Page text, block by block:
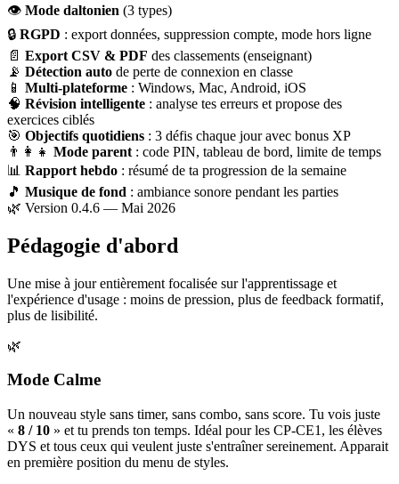
👁 Mode daltonien (3 types)
🔒 RGPD : export données, suppression compte, mode hors ligne
📄 Export CSV & PDF des classements (enseignant)
📡 Détection auto de perte de connexion en classe
📱 Multi-plateforme : Windows, Mac, Android, iOS
🧠 Révision intelligente : analyse tes erreurs et propose des
exercices ciblés
🎯 Objectifs quotidiens : 3 défis chaque jour avec bonus XP
👨‍👩‍👧 Mode parent : code PIN, tableau de bord, limite de temps
📊 Rapport hebdo : résumé de ta progression de la semaine
🎵 Musique de fond : ambiance sonore pendant les parties
🌿 Version 0.4.6 — Mai 2026
Pédagogie d'abord
Une mise à jour entièrement focalisée sur l'apprentissage et
l'expérience d'usage : moins de pression, plus de feedback formatif,
plus de lisibilité.
🌿
Mode Calme
Un nouveau style sans timer, sans combo, sans score. Tu vois juste
« 8 / 10 » et tu prends ton temps. Idéal pour les CP-CE1, les élèves
DYS et tous ceux qui veulent juste s'entraîner sereinement. Apparait
en première position du menu de styles.